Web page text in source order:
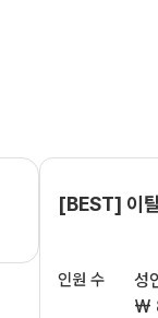
[BEST] 이
인원 수 성
₩